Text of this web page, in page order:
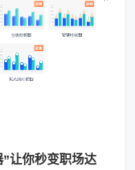
让你秒变职场达